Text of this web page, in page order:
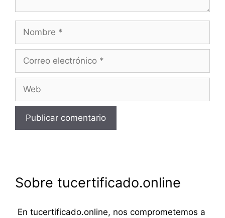
Nombre
Correo
Web
Sobre tucertificado.online
En tucertificado.online, nos comprometemos a